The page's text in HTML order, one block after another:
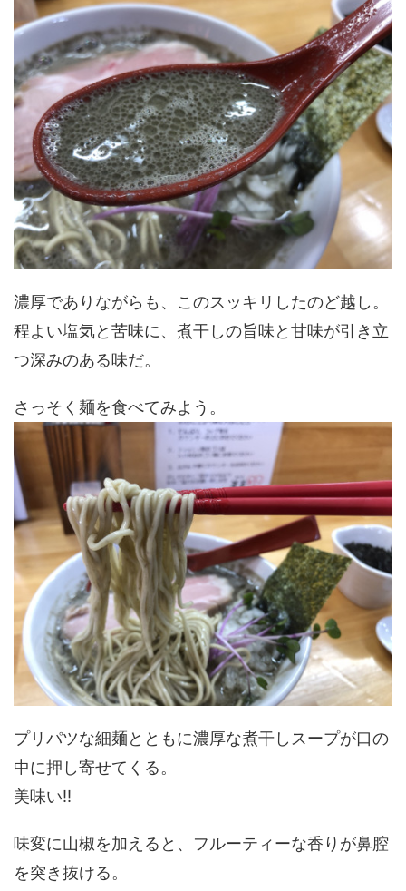
濃厚でありながらも、このスッキリしたのど越し。
程よい塩気と苦味に、煮干しの旨味と甘味が引き立
つ深みのある味だ。
さっそく麺を食べてみよう。
プリパツな細麺とともに濃厚な煮干しスープが口の
中に押し寄せてくる。
美味い!!
味変に山椒を加えると、フルーティーな香りが鼻腔
を突き抜ける。